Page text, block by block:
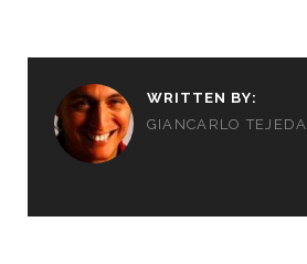
WRITTEN BY:
GIANCARLO TEJEDA